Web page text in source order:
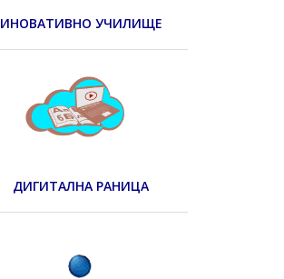
ИНОВАТИВНО УЧИЛИЩЕ
ДИГИТАЛНА РАНИЦА